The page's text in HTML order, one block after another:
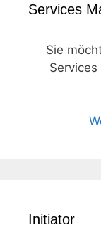
Services
Sie
Initiator